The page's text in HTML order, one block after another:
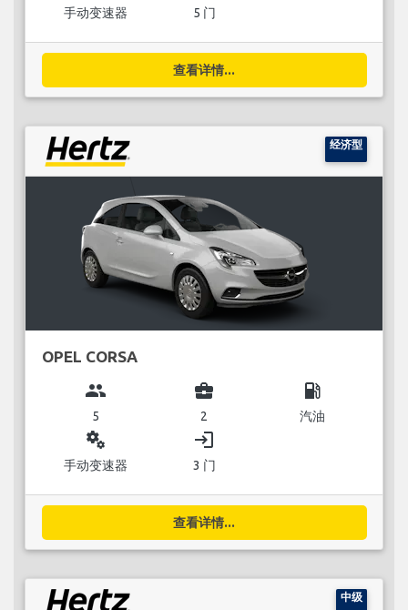
手动变速器 5 门
查看详情...
经济型
OPEL CORSA
group
5
business_center
2
local_gas_station
汽油
miscellaneous_services
手动变速器
login
3 门
查看详情...
中级